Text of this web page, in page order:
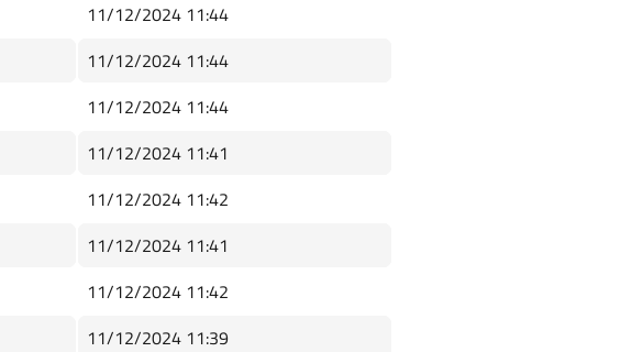
11/12/2024 11:44
11/12/2024 11:44
11/12/2024 11:44
11/12/2024 11:41
11/12/2024 11:42
11/12/2024 11:41
11/12/2024 11:42
11/12/2024 11:39